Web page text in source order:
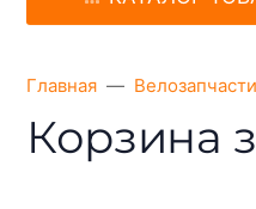
Главная Велозапчасти
Корзина